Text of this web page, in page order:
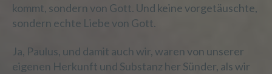
kommt, sondern von Gott. Und keine vorgetäuschte,
sondern echte Liebe von Gott.
Ja, Paulus, und damit auch wir, waren von unserer
eigenen Herkunft und Substanz her Sünder, als wir
Verantwortlichen